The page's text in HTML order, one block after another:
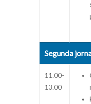
Segunda
11.00-
13.00